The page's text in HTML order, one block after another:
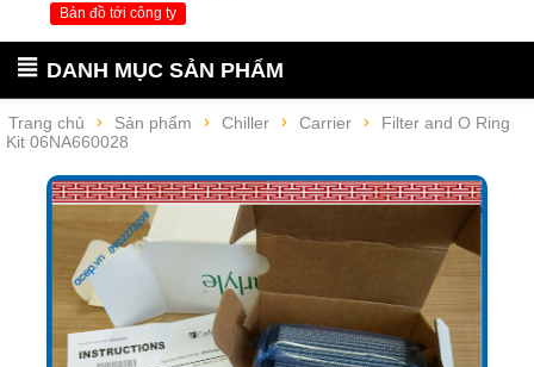
Bản đồ tới công ty
DANH MỤC SẢN PHẨM
Trang chủ Sản phẩm Chiller Carrier
Filter and O Ring
Kit 06NA660028